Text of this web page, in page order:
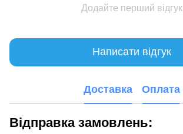
Додайте перший відгук
Написати відгук
Доставка Оплата
Відправка замовлень: